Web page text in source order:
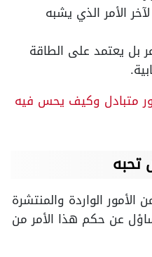
الأمر الذي يشبه
بل يعتمد على الطاقة
متبادل وكيف يحس فيه
الواردة والمنتشرة
عن حكم هذا الأمر من